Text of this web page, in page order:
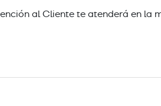
al Cliente te atenderá en la